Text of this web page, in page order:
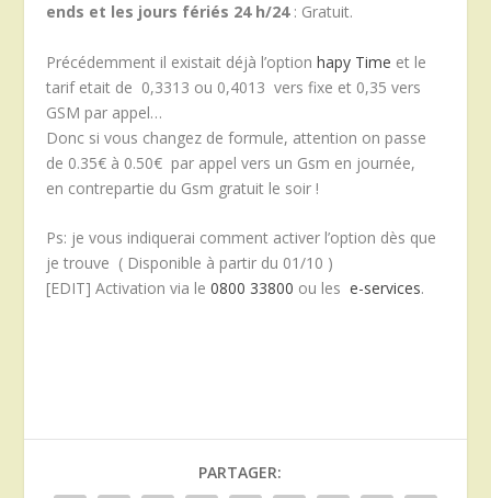
ends et les jours fériés 24 h/24: Gratuit.
Précédemment il existait déjà l’optionhapy Time et le
tarif etait de 0,3313 ou 0,4013 vers fixe et 0,35 vers
GSM par appel…
Donc si vous changez de formule, attention on passe
de 0.35€ à 0.50€ par appel vers un Gsm en journée,
en contrepartie du Gsm gratuit le soir !
Ps: je vous indiquerai comment activer l’option dès que
je trouve ( Disponible à partir du 01/10 )
[EDIT] Activation via le0800 33800 ou les e-services.
PARTAGER: